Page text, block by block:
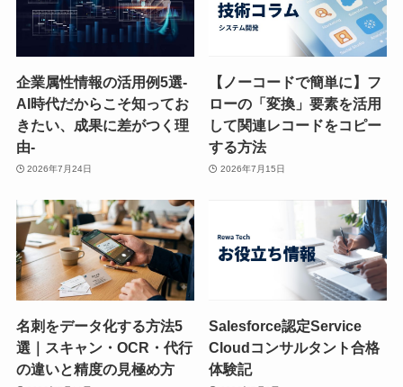
企業属性情報の活用例5選-
AI時代だからこそ知ってお
きたい、成果に差がつく理
由-
2026年7月24日
【ノーコードで簡単に】フ
ローの「変換」要素を活用
して関連レコードをコピー
する方法
2026年7月15日
名刺をデータ化する方法5
選｜スキャン・OCR・代行
の違いと精度の見極め方
Salesforce認定Service
Cloudコンサルタント合格
体験記